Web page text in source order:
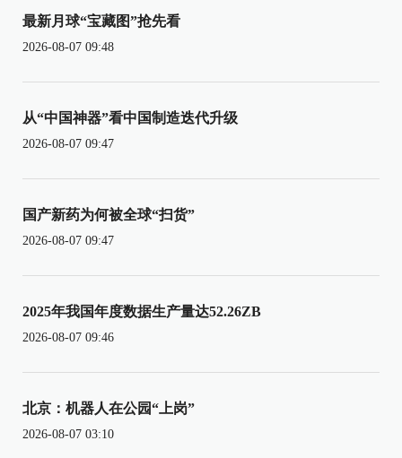
最新月球“宝藏图”抢先看
2026-08-07 09:48
从“中国神器”看中国制造迭代升级
2026-08-07 09:47
国产新药为何被全球“扫货”
2026-08-07 09:47
2025年我国年度数据生产量达52.26ZB
2026-08-07 09:46
北京：机器人在公园“上岗”
2026-08-07 03:10